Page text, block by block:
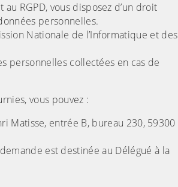
RGPD, vous disposez d’un droit
personnelles.
Nationale de l’Informatique et des
personnelles collectées en cas de
vous pouvez :
Matisse, entrée B, bureau 230, 59300
est destinée au Délégué à la